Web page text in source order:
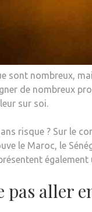
sont nombreux,
de nombreux
sur soi.
risque ? Sur le
le Maroc, le
également
pas aller